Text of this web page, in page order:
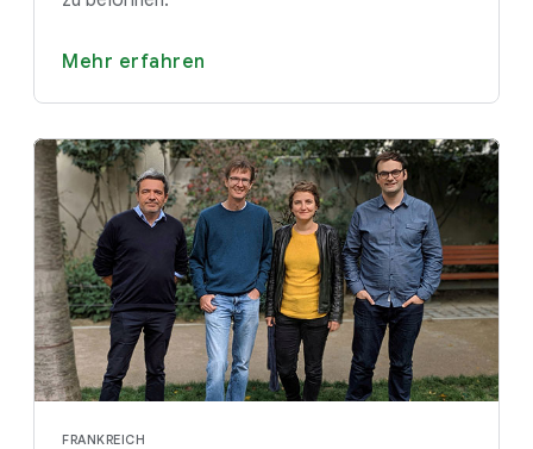
Mehr erfahren
FRANKREICH